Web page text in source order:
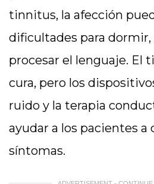
tinnitus, la afección
dificultades para
procesar el lenguaje. El
cura, pero los
ruido y la terapia
ayudar a los pacientes a
síntomas.